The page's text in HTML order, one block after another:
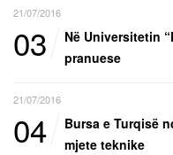
21/07/2016
03
Në Universitetin
pranuese
21/07/2016
04
Bursa e Turqisë
mjete teknike